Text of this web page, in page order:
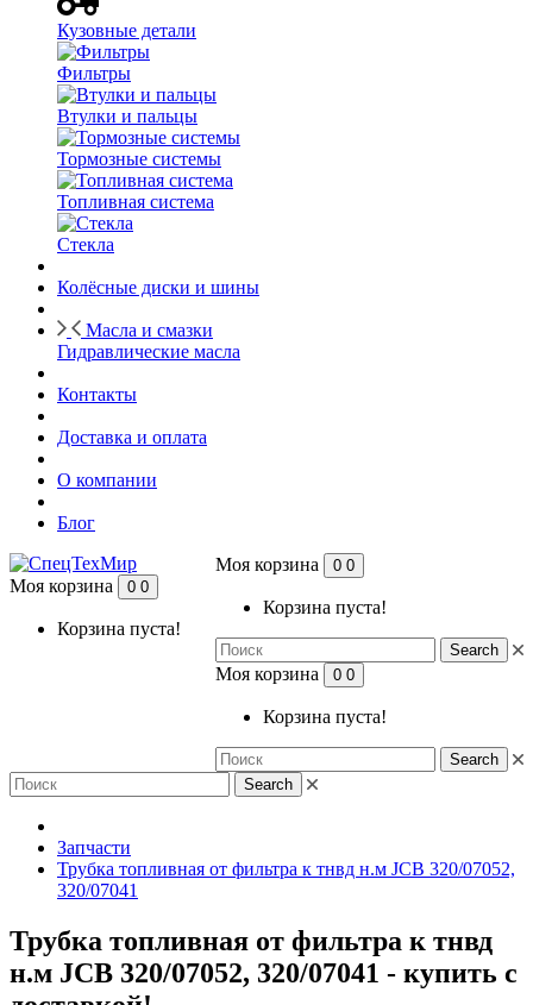
Кузовные детали
Фильтры
Втулки и пальцы
Тормозные системы
Топливная система
Стекла
Колёсные диски и шины
Масла и смазки
Гидравлические масла
Контакты
Доставка и оплата
О компании
Блог
Моя корзина 0 0
Корзина пуста!
Search
Моя корзина 0 0
Корзина пуста!
Search
Моя корзина 0 0
Корзина пуста!
Search
Запчасти
Трубка топливная от фильтра к тнвд н.м JCB 320/07052,
320/07041
Трубка топливная от фильтра к тнвд
н.м JCB 320/07052, 320/07041 - купить с